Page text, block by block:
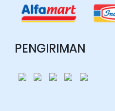
PENGIRIMAN